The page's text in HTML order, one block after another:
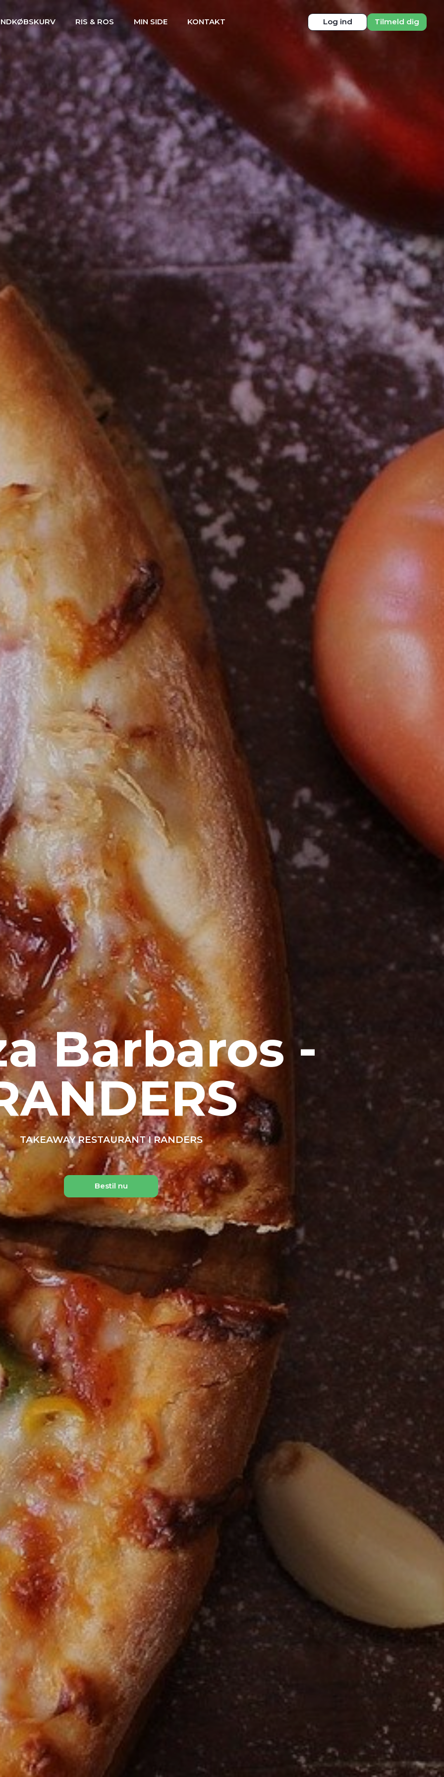
RIS & ROS MIN SIDE KONTAKT Log ind Tilmeld dig
Barbaros -
TAKEAWAY RESTAURANT I RANDERS
Bestil nu